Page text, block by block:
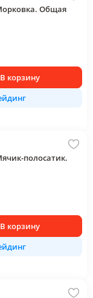
Общая
В корзину
полосатик.
В корзину